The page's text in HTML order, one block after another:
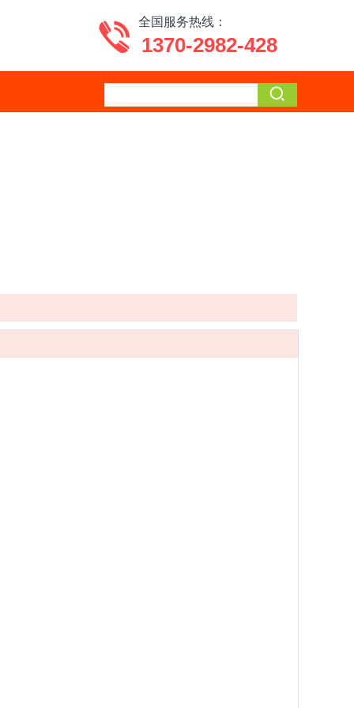
1370-2982-428
全国服务热线：